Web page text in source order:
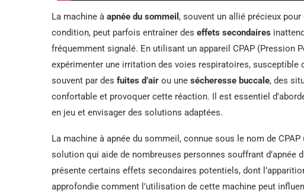
La machine à apnée du sommeil , souvent un allié précieux
condition, peut parfois entraîner des effets secondaires
fréquemment signalé. En utilisant un appareil CPAP (Pression
expérimenter une irritation des voies respiratoires, susceptible
souvent par des fuites d’air ou une sécheresse buccale, des
confortable et provoquer cette réaction. Il est essentiel
en jeu et envisager des solutions adaptées.
La machine à apnée du sommeil, connue sous le nom de
solution qui aide de nombreuses personnes souffrant d’apnée
présente certains effets secondaires potentiels, dont
approfondie comment l’utilisation de cette machine peut